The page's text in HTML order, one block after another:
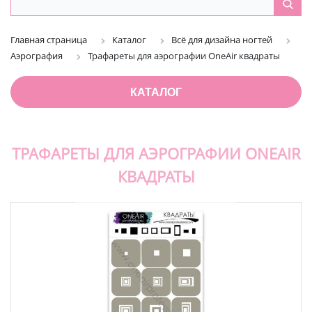
Главная страница Каталог
Всё для дизайна ногтей
Аэрография
Трафареты для аэрографии OneAir квадраты
КАТАЛОГ
ТРАФАРЕТЫ ДЛЯ АЭРОГРАФИИ ONEAIR
КВАДРАТЫ